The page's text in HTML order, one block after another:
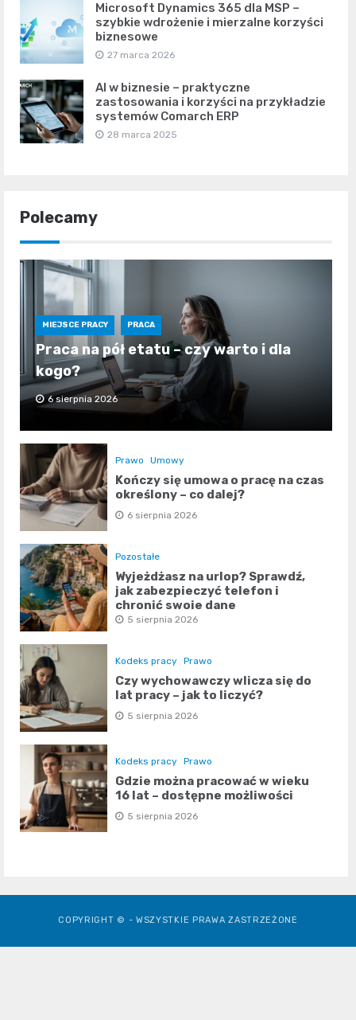
Microsoft Dynamics 365 dla MSP –
szybkie wdrożenie i mierzalne korzyści
biznesowe
27 marca 2026
AI w biznesie – praktyczne
zastosowania i korzyści na przykładzie
systemów Comarch ERP
28 marca 2025
Polecamy
MIEJSCE PRACY PRACA
Praca na pół etatu – czy warto i dla
kogo?
6 sierpnia 2026
Prawo Umowy
Kończy się umowa o pracę na czas
określony – co dalej?
6 sierpnia 2026
Pozostałe
Wyjeżdżasz na urlop? Sprawdź,
jak zabezpieczyć telefon i
chronić swoje dane
5 sierpnia 2026
Kodeks pracy Prawo
Czy wychowawczy wlicza się do
lat pracy – jak to liczyć?
5 sierpnia 2026
Kodeks pracy Prawo
Gdzie można pracować w wieku
16 lat – dostępne możliwości
5 sierpnia 2026
COPYRIGHT © - WSZYSTKIE PRAWA ZASTRZEŻONE